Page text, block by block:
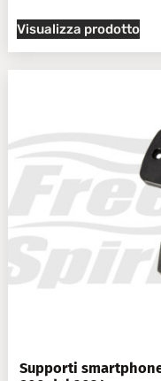
Visualizza prodotto
Supporti